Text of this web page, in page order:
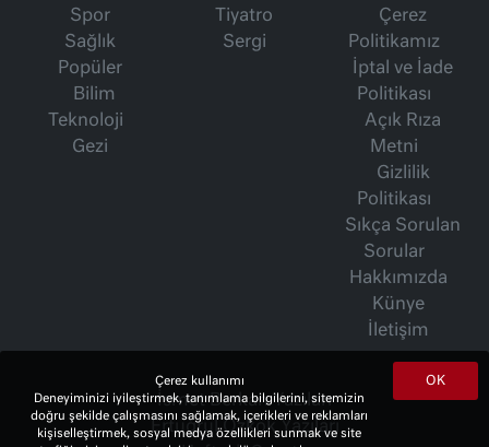
Spor
Sağlık
Popüler
Bilim
Teknoloji
Gezi
Tiyatro
Sergi
Çerez
Politikamız
İptal ve İade
Politikası
Açık Rıza
Metni
Gizlilik
Politikası
Sıkça Sorulan
Sorular
Hakkımızda
Künye
İletişim
İsmet Berkan Yazıları
Ertuğrul Özkök Yazıları
OK
Çerez kullanımı
Deneyiminizi iyileştirmek, tanımlama bilgilerini, sitemizin
doğru şekilde çalışmasını sağlamak, içerikleri ve reklamları
kişiselleştirmek, sosyal medya özellikleri sunmak ve site